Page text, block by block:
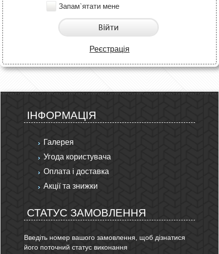
Запам`ятати мене
Війти
Реєстрація
ІНФОРМАЦІЯ
Галерея
Угода користувача
Оплата і доставка
Акції та знижки
СТАТУС ЗАМОВЛЕННЯ
Введіть номер вашого замовлення, щоб дізнатися
його поточний статус виконання